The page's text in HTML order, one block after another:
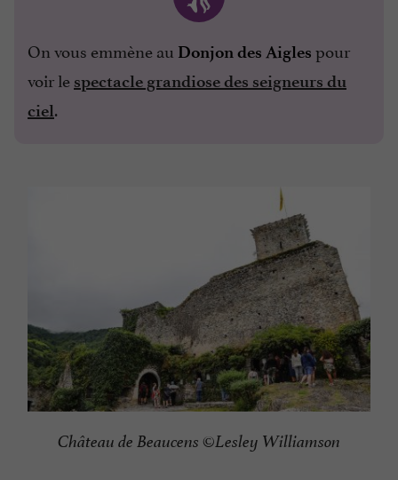
On vous emmène au Donjon des Aigles pour
voir le spectacle grandiose des seigneurs du
ciel.
Château de Beaucens ©Lesley Williamson